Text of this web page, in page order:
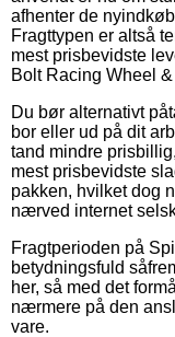
afhenter de
Fragttypen er altså
mest prisbevidste
Bolt Racing Wheel
Du bør alternativt
bor eller ud på dit
tand mindre
mest prisbevidste
pakken, hvilket dog
nærved internet
Fragtperioden på
betydningsfuld
her, så med det
nærmere på den
vare.